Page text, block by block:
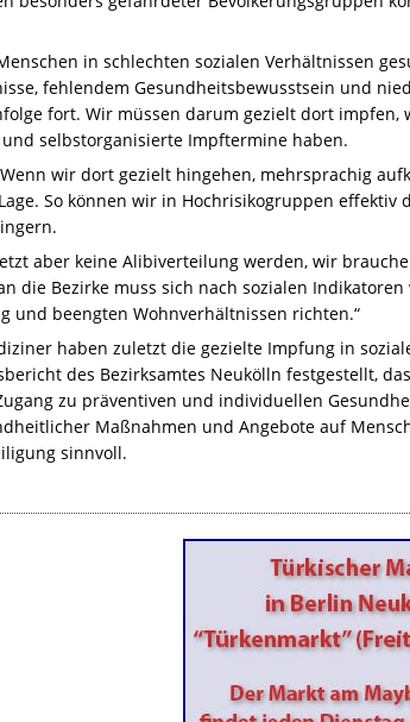
in schlechten sozialen Verhältnissen
fehlendem Gesundheitsbewusstsein und
fort. Wir müssen darum gezielt dort impfen,
selbstorganisierte Impftermine haben.
wir dort gezielt hingehen, mehrsprachig
So können wir in Hochrisikogruppen effektiv
aber keine Alibiverteilung werden, wir
die Bezirke muss sich nach sozialen Indikatoren
und beengten Wohnverhältnissen richten.“
haben zuletzt die gezielte Impfung in
des Bezirksamtes Neukölln festgestellt,
zu präventiven und individuellen
Maßnahmen und Angebote auf
sinnvoll.